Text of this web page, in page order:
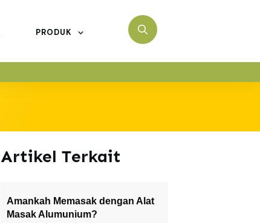
PRODUK
Artikel Terkait
Amankah Memasak dengan Alat
Masak Alumunium?